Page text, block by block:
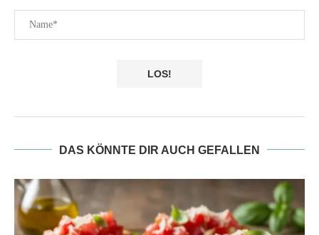
DAS KÖNNTE DIR AUCH GEFALLEN